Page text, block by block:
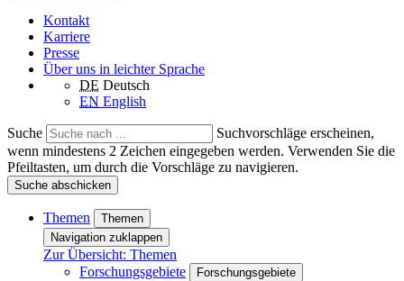
Kontakt
Karriere
Presse
Über uns in leichter Sprache
DE Deutsch
EN English
Suche
Suchvorschläge erscheinen,
wenn mindestens 2 Zeichen eingegeben werden. Verwenden Sie die
Pfeiltasten, um durch die Vorschläge zu navigieren.
Suche abschicken
Themen
Themen
Navigation zuklappen
Zur Übersicht: Themen
Forschungsgebiete
Forschungsgebiete